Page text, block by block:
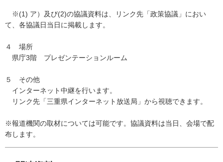
※(1) ア）及び(2)の協議資料は、リンク先「政策協議」におい
て、各協議日当日に掲載します。
４ 場所
県庁3階 プレゼンテーションルーム
５ その他
インターネット中継を行います。
リンク先「三重県インターネット放送局」から視聴できます。
※報道機関の取材については可能です。協議資料は当日、会場で配
布します。